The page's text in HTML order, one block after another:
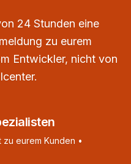
24 Stunden eine
zu eurem
Entwickler, nicht von
eurem Kunden •